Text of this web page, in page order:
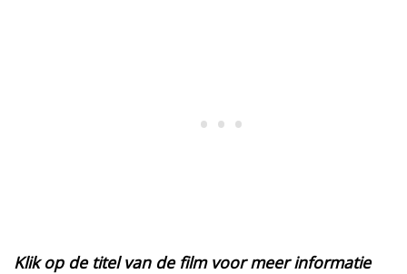
Klik op de titel van de film voor meer informatie